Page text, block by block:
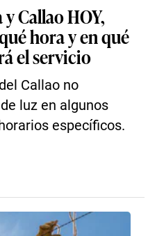
Callao HOY,
hora y en qué
el servicio
Callao no
luz en algunos
específicos.